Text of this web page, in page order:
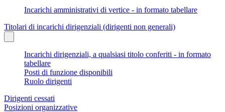
Incarichi amministrativi di vertice - in formato tabellare
Titolari di incarichi dirigenziali (dirigenti non generali)
Incarichi dirigenziali, a qualsiasi titolo conferiti - in formato
tabellare
Posti di funzione disponibili
Ruolo dirigenti
Dirigenti cessati
Posizioni organizzative